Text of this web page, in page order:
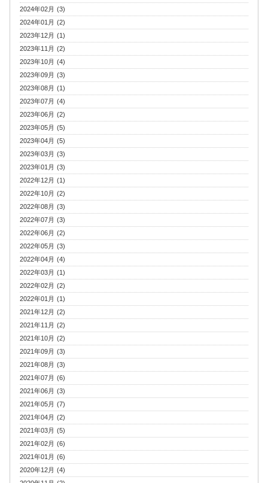
2024年02月 (3)
2024年01月 (2)
2023年12月 (1)
2023年11月 (2)
2023年10月 (4)
2023年09月 (3)
2023年08月 (1)
2023年07月 (4)
2023年06月 (2)
2023年05月 (5)
2023年04月 (5)
2023年03月 (3)
2023年01月 (3)
2022年12月 (1)
2022年10月 (2)
2022年08月 (3)
2022年07月 (3)
2022年06月 (2)
2022年05月 (3)
2022年04月 (4)
2022年03月 (1)
2022年02月 (2)
2022年01月 (1)
2021年12月 (2)
2021年11月 (2)
2021年10月 (2)
2021年09月 (3)
2021年08月 (3)
2021年07月 (6)
2021年06月 (3)
2021年05月 (7)
2021年04月 (2)
2021年03月 (5)
2021年02月 (6)
2021年01月 (6)
2020年12月 (4)